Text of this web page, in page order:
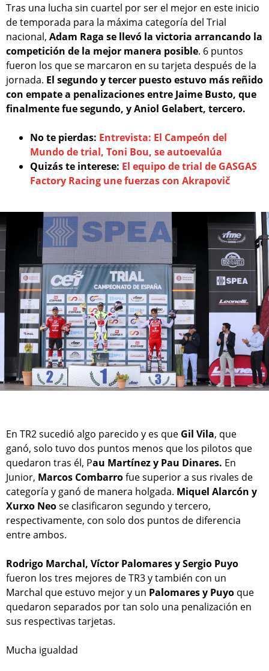
Tras una lucha sin cuartel por ser el mejor en este inicio
de temporada para la máxima categoría del Trial
nacional, Adam Raga se llevó la victoria arrancando la
competición de la mejor manera posible. 6 puntos
fueron los que se marcaron en su tarjeta después de la
jornada. El segundo y tercer puesto estuvo más reñido
con empate a penalizaciones entre Jaime Busto, que
finalmente fue segundo, y Aniol Gelabert, tercero.
No te pierdas: Entrevista: El Campeón del
Mundo de trial, Toni Bou, se autoevalúa
Quizás te interese: El equipo de trial de GASGAS
Factory Racing une fuerzas con Akrapovič
En TR2 sucedió algo parecido y es que Gil Vila, que
ganó, solo tuvo dos puntos menos que los pilotos que
quedaron tras él, Pau Martínez y Pau Dinares. En
Junior, Marcos Combarrofue superior a sus rivales de
categoría y ganó de manera holgada. Miquel Alarcón y
Xurxo Neose clasificaron segundo y tercero,
respectivamente, con solo dos puntos de diferencia
entre ambos.
Rodrigo Marchal, Víctor Palomares y Sergio Puyo
fueron los tres mejores de TR3 y también con un
Marchal que estuvo mejor y un Palomares y Puyo que
quedaron separados por tan solo una penalización en
sus respectivas tarjetas.
Mucha igualdad